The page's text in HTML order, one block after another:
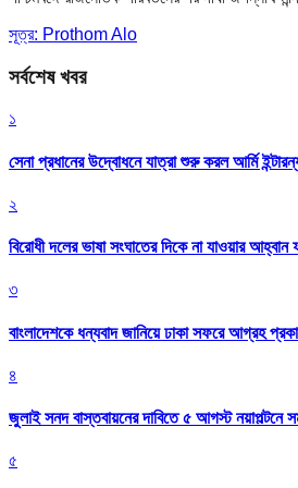
সূত্র: Prothom Alo
সর্বশেষ খবর
১
সেনা প্রধানের উদ্বোধনে যাত্রা শুরু করল আর্মি
২
বিরোধী দলের ভাষা সংঘাতের দিকে না যাওয়ার
৩
বাংলাদেশকে ধন্যবাদ জানিয়ে ঢাকা সফরে আগ্রহ
৪
জুলাই সনদ বাস্তবায়নের দাবিতে ৫ আগস্ট নয়াপল্টনে
৫